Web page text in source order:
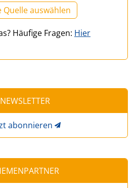
auswählen
Häufige Fragen: Hier
NEWSLETTER
abonnieren